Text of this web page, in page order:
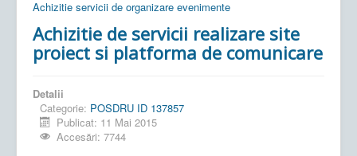
Achizitie servicii de organizare evenimente
Achizitie de servicii realizare site
proiect si platforma de comunicare
Detalii
Categorie: POSDRU ID 137857
Publicat: 11 Mai 2015
Accesări: 7744